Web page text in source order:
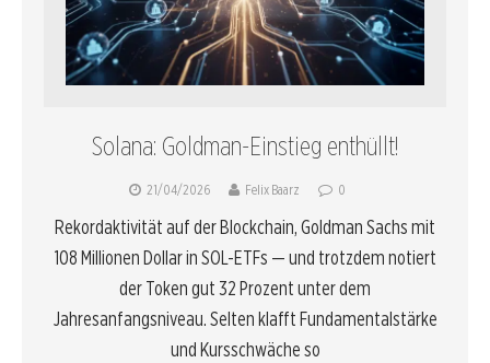
Solana: Goldman-Einstieg enthüllt!
21/04/2026 Felix Baarz 0
Rekordaktivität auf der Blockchain, Goldman Sachs mit
108 Millionen Dollar in SOL-ETFs — und trotzdem notiert
der Token gut 32 Prozent unter dem
Jahresanfangsniveau. Selten klafft Fundamentalstärke
und Kursschwäche so